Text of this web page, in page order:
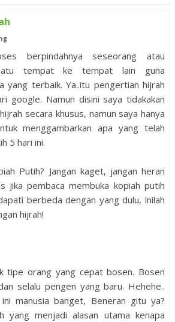
berpindahnya seseorang atau
tempat ke tempat lain guna
yang terbaik. Ya..itu pengertian hijrah
google. Namun disini saya tidakakan
secara khusus, namun saya hanya
menggambarkan apa yang telah
5 hari ini.
Putih? Jangan kaget, jangan heran
jika pembaca membuka kopiah putih
berbeda dengan yang dulu, inilah
hijrah!
tipe orang yang cepat bosen. Bosen
selalu pengen yang baru. Hehehe..
manusia banget, Beneran gitu ya?
yang menjadi alasan utama kenapa